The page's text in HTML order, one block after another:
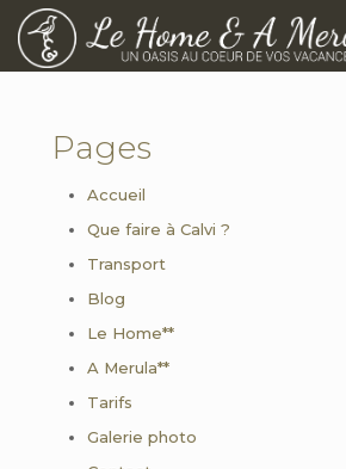
Pages
Accueil
Que faire à Calvi ?
Transport
Blog
Le Home**
A Merula**
Tarifs
Galerie photo